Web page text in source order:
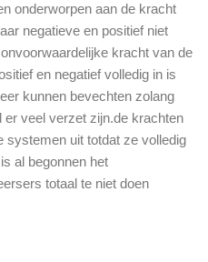
onderworpen aan de kracht
negatieve en positief niet
kracht van de
en negatief volledig in is
kunnen bevechten zolang
er veel verzet zijn.de krachten
systemen uit totdat ze volledig
al begonnen het
totaal te niet doen